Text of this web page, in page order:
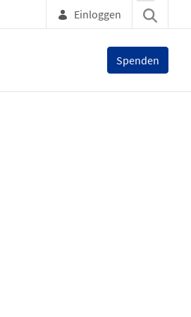
Einloggen
Spenden